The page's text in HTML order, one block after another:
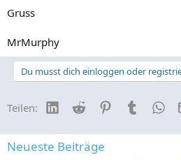
Gruss
MrMurphy
Du musst dich einloggen oder
Teilen: LinkedIn
Reddit PinterestTumblr
Neueste Beiträge